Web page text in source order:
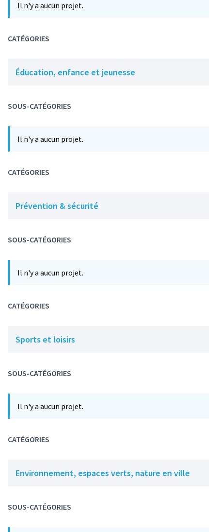
Il n'y a aucun projet.
CATÉGORIES
Éducation, enfance et jeunesse
SOUS-CATÉGORIES
Il n'y a aucun projet.
CATÉGORIES
Prévention & sécurité
SOUS-CATÉGORIES
Il n'y a aucun projet.
CATÉGORIES
Sports et loisirs
SOUS-CATÉGORIES
Il n'y a aucun projet.
CATÉGORIES
Environnement, espaces verts, nature en ville
SOUS-CATÉGORIES